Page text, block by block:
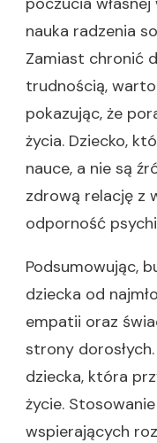
nauka radzenia
Zamiast chronić
trudnością,
pokazując, że
życia. Dziecko,
nauce, a nie są
zdrową relację z
odporność
Podsumowując,
dziecka od
empatii oraz
strony
dziecka, która
życie.
wspierających